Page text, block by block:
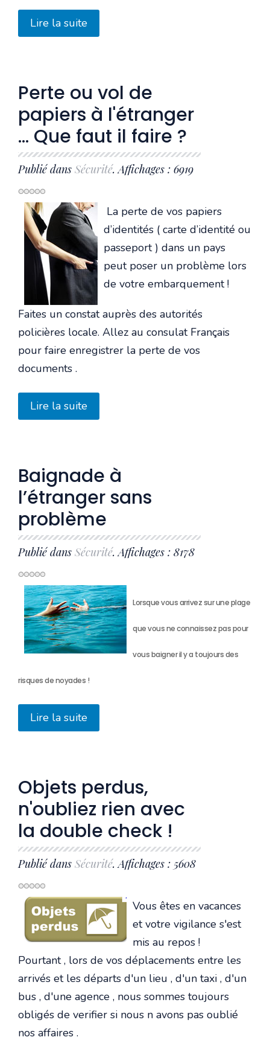
Lire la suite
Perte ou vol de
papiers à l'étranger
... Que faut il faire ?
Publié dans Sécurité. Affichages : 6919
La perte de vos papiers
d’identités ( carte d’identité ou
passeport ) dans un pays
peut poser un problème lors
de votre embarquement !
Faites un constat auprès des autorités
policières locale. Allez au consulat Français
pour faire enregistrer la perte de vos
documents .
Lire la suite
Baignade à
l’étranger sans
problème
Publié dans Sécurité. Affichages : 8178
Lorsque vous arrivez sur une plage
que vous ne connaissez pas pour
vous baigner il y a toujours des
risques de noyades !
Lire la suite
Objets perdus,
n'oubliez rien avec
la double check !
Publié dans Sécurité. Affichages : 5608
Vous êtes en vacances
et votre vigilance s'est
mis au repos !
Pourtant , lors de vos déplacements entre les
arrivés et les départs d'un lieu , d'un taxi , d'un
bus , d'une agence , nous sommes toujours
obligés de verifier si nous n avons pas oublié
nos affaires .